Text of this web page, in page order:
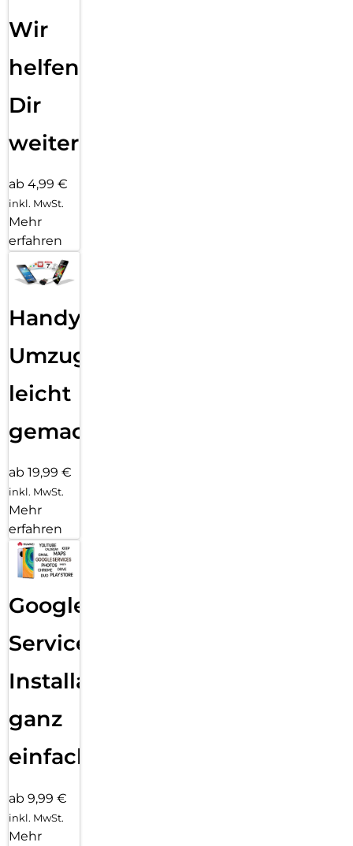
Wir
helfen
Dir
weiter
ab 4,99 €
inkl. MwSt.
Mehr
erfahren
Handy
Umzug
leicht
gemacht!
ab 19,99 €
inkl. MwSt.
Mehr
erfahren
Google
Services
Installation
ganz
einfach
ab 9,99 €
inkl. MwSt.
Mehr